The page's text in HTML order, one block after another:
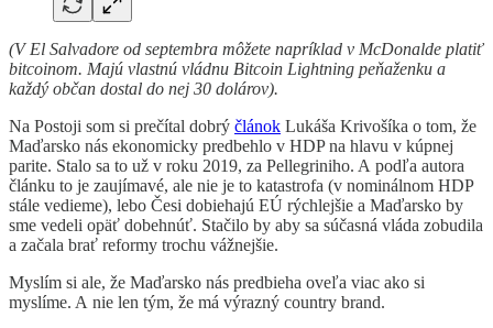
(V El Salvadore od septembra môžete napríklad v McDonalde platiť
bitcoinom. Majú vlastnú vládnu Bitcoin Lightning peňaženku a
každý občan dostal do nej 30 dolárov).
Na Postoji som si prečítal dobrý článok Lukáša Krivošíka o tom, že
Maďarsko nás ekonomicky predbehlo v HDP na hlavu v kúpnej
parite. Stalo sa to už v roku 2019, za Pellegriniho. A podľa autora
článku to je zaujímavé, ale nie je to katastrofa (v nominálnom HDP
stále vedieme), lebo Česi dobiehajú EÚ rýchlejšie a Maďarsko by
sme vedeli opäť dobehnúť. Stačilo by aby sa súčasná vláda zobudila
a začala brať reformy trochu vážnejšie.
Myslím si ale, že Maďarsko nás predbieha oveľa viac ako si
myslíme. A nie len tým, že má výrazný country brand.